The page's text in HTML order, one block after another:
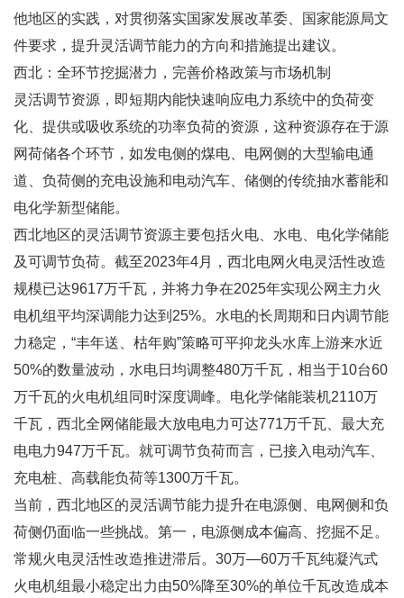
他地区的实践，对贯彻落实国家发展改革委、国家能源局文
件要求，提升灵活调节能力的方向和措施提出建议。
西北：全环节挖掘潜力，完善价格政策与市场机制
灵活调节资源，即短期内能快速响应电力系统中的负荷变
化、提供或吸收系统的功率负荷的资源，这种资源存在于源
网荷储各个环节，如发电侧的煤电、电网侧的大型输电通
道、负荷侧的充电设施和电动汽车、储侧的传统抽水蓄能和
电化学新型储能。
西北地区的灵活调节资源主要包括火电、水电、电化学储能
及可调节负荷。截至2023年4月，西北电网火电灵活性改造
规模已达9617万千瓦，并将力争在2025年实现公网主力火
电机组平均深调能力达到25%。水电的长周期和日内调节能
力稳定，“丰年送、枯年购”策略可平抑龙头水库上游来水近
50%的数量波动，水电日均调整480万千瓦，相当于10台60
万千瓦的火电机组同时深度调峰。电化学储能装机2110万
千瓦，西北全网储能最大放电电力可达771万千瓦、最大充
电电力947万千瓦。就可调节负荷而言，已接入电动汽车、
充电桩、高载能负荷等1300万千瓦。
当前，西北地区的灵活调节能力提升在电源侧、电网侧和负
荷侧仍面临一些挑战。第一，电源侧成本偏高、挖掘不足。
常规火电灵活性改造推进滞后。30万—60万千瓦纯凝汽式
火电机组最小稳定出力由50%降至30%的单位千瓦改造成本